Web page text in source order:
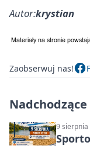
Autor:krystian
Zaobserwuj nas!
9 sierpnia